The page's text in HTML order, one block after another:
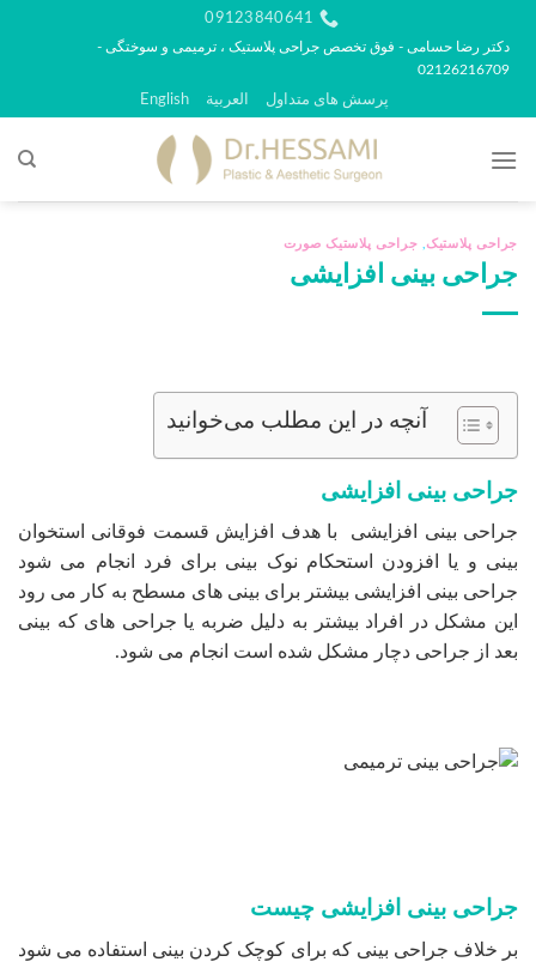
محتوا
09123840641
دکتر رضا حسامی - فوق تخصص جراحی پلاستیک ، ترمیمی و سوختگی -
02126216709
پرسش های متداول العربية English
جراحی پلاستیک جراحی پلاستیک صورت
جراحی بینی افزایشی
آنچه در این مطلب می‌خوانید
جراحی بینی افزایشی
جراحی بینی افزایشی با هدف افزایش قسمت فوقانی استخوان
بینی و یا افزودن استحکام نوک بینی برای فرد انجام می شود
جراحی بینی افزایشی بیشتر برای بینی های مسطح به کار می رود
این مشکل در افراد بیشتر به دلیل ضربه یا جراحی های که بینی
بعد از جراحی دچار مشکل شده است انجام می شود.
جراحی بینی افزایشی چیست
بر خلاف جراحی بینی که برای کوچک کردن بینی استفاده می شود